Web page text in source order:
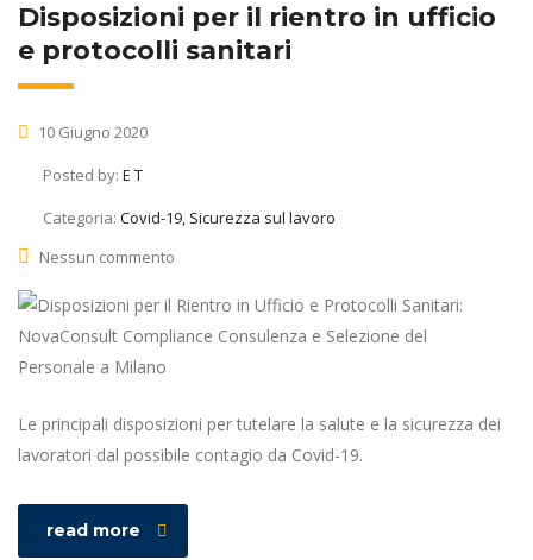
Disposizioni per il rientro in ufficio
e protocolli sanitari
10 Giugno 2020
Posted by: E T
Categoria: Covid-19, Sicurezza sul lavoro
Nessun commento
Le principali disposizioni per tutelare la salute e la sicurezza dei
lavoratori dal possibile contagio da Covid-19.
read more